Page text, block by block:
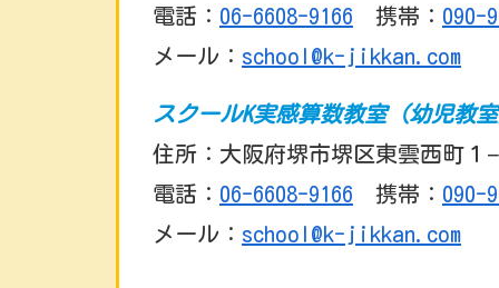
電話： 06-6608-9166 携帯： 090-
メール： school@k-jikkan.com
スクールK実感算数教室（幼児教
住所：大阪府堺市堺区東雲西町
電話： 06-6608-9166 携帯： 090-
メール： school@k-jikkan.com